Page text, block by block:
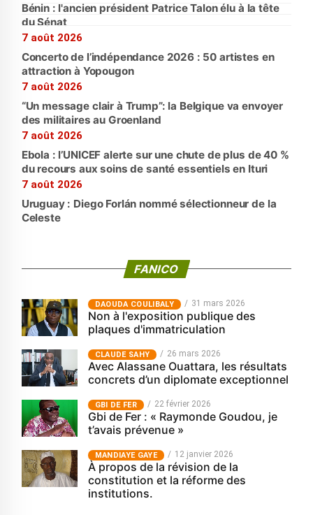
Bénin : l'ancien président Patrice Talon élu à la tête
du Sénat
7 août 2026
Concerto de l’indépendance 2026 : 50 artistes en
attraction à Yopougon
7 août 2026
“Un message clair à Trump”: la Belgique va envoyer
des militaires au Groenland
7 août 2026
Ebola : l’UNICEF alerte sur une chute de plus de 40 %
du recours aux soins de santé essentiels en Ituri
7 août 2026
Uruguay : Diego Forlán nommé sélectionneur de la
Celeste
FANICO
‎DAOUDA COULIBALY 31 mars 2026
Non à l'exposition publique des
plaques d'immatriculation
CLAUDE SAHY 26 mars 2026
Avec Alassane Ouattara, les résultats
concrets d’un diplomate exceptionnel
GBI DE FER 22 février 2026
Gbi de Fer : « Raymonde Goudou, je
t’avais prévenue »
MANDIAYE GAYE 12 janvier 2026
À propos de la révision de la
constitution et la réforme des
institutions.